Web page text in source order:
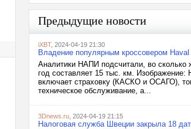
Предыдущие новости
iXBT, 2024-04-19 21:30
Владение популярным кроссовером
Аналитики НАПИ подсчитали, во сколько
год составляет 15 тыс. км.
включает страховку (КАСКО и ОСАГО),
техническое обслуживание, а...
3Dnews.ru , 2024-04-19 21:15
Налоговая служба Швеции закрыла 18